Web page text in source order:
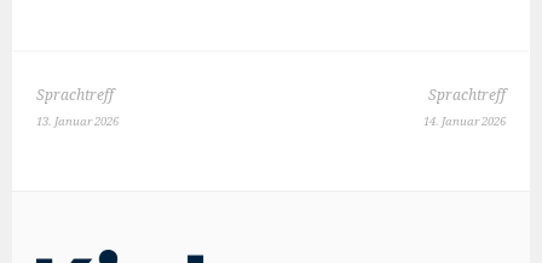
BEITRAGS-
NAVIGATION
Sprachtreff
13. Januar 2026
Sprachtreff
14. Januar 2026